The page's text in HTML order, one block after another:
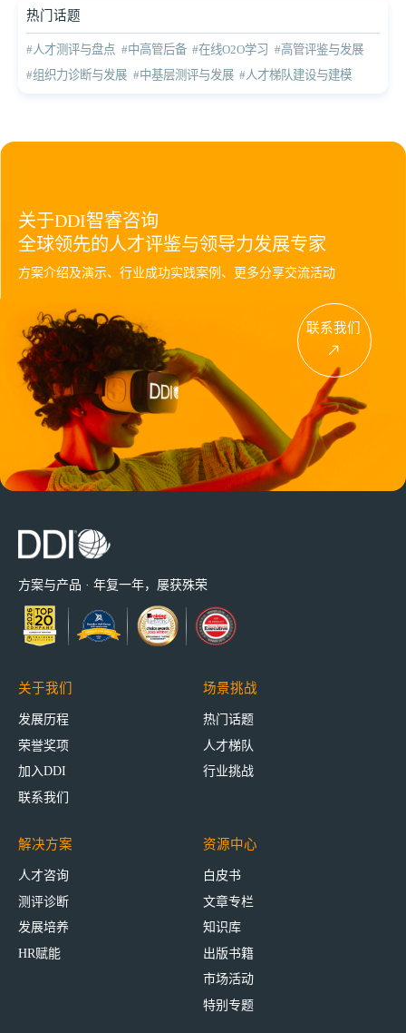
热门话题
#人才测评与盘点 #中高管后备 #在线O2O学习 #高管评鉴与发展
#组织力诊断与发展 #中基层测评与发展 #人才梯队建设与建模
关于DDI智睿咨询
全球领先的人才评鉴与领导力发展专家
方案介绍及演示、行业成功实践案例、更多分享交流活动
联系我们
方案与产品 · 年复一年，屡获殊荣
关于我们
发展历程
荣誉奖项
加入DDI
联系我们
场景挑战
热门话题
人才梯队
行业挑战
解决方案
人才咨询
测评诊断
发展培养
HR赋能
资源中心
白皮书
文章专栏
知识库
出版书籍
市场活动
特别专题